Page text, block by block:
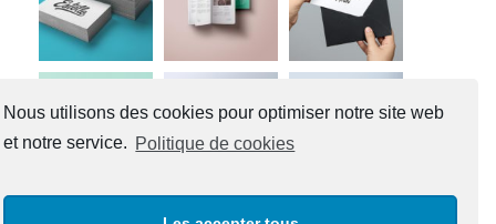
Nous utilisons des cookies pour optimiser notre site web
et notre service. Politique de cookies